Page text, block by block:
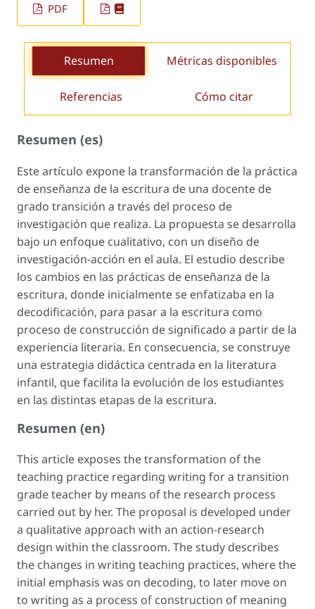
PDF
Resumen Métricas disponibles
Referencias Cómo citar
Resumen (es)
Este artículo expone la transformación de la práctica
de enseñanza de la escritura de una docente de
grado transición a través del proceso de
investigación que realiza. La propuesta se desarrolla
bajo un enfoque cualitativo, con un diseño de
investigación-acción en el aula. El estudio describe
los cambios en las prácticas de enseñanza de la
escritura, donde inicialmente se enfatizaba en la
decodificación, para pasar a la escritura como
proceso de construcción de significado a partir de la
experiencia literaria. En consecuencia, se construye
una estrategia didáctica centrada en la literatura
infantil, que facilita la evolución de los estudiantes
en las distintas etapas de la escritura.
Resumen (en)
This article exposes the transformation of the
teaching practice regarding writing for a transition
grade teacher by means of the research process
carried out by her. The proposal is developed under
a qualitative approach with an action-research
design within the classroom. The study describes
the changes in writing teaching practices, where the
initial emphasis was on decoding, to later move on
to writing as a process of construction of meaning